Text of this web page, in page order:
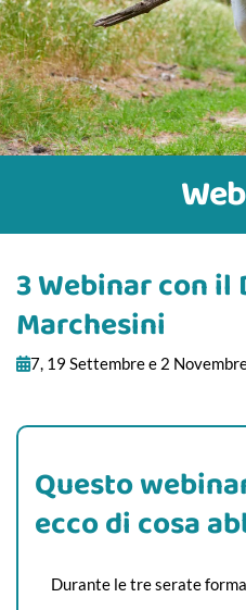
3 Webinar con
Marchesini
7, 19 Settembre e 2
Questo
ecco di cosa
Durante le tre serate